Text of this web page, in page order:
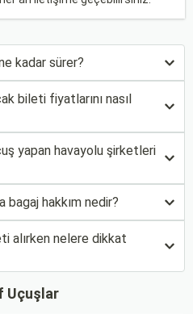
kadar sürer?
bileti fiyatlarını nasıl
yapan havayolu şirketleri
hakkım nedir?
alırken nelere dikkat
Uçuşlar